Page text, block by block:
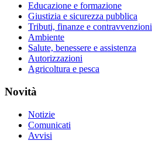
Educazione e formazione
Giustizia e sicurezza pubblica
Tributi, finanze e contravvenzioni
Ambiente
Salute, benessere e assistenza
Autorizzazioni
Agricoltura e pesca
Novità
Notizie
Comunicati
Avvisi